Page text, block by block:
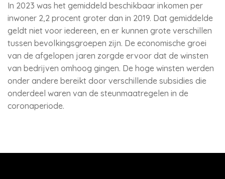
In 2023 was het gemiddeld beschikbaar inkomen per
inwoner 2,2 procent groter dan in 2019. Dat gemiddelde
geldt niet voor iedereen, en er kunnen grote verschillen
tussen bevolkingsgroepen zijn. De economische groei
van de afgelopen jaren zorgde ervoor dat de winsten
van bedrijven omhoog gingen. De hoge winsten werden
onder andere bereikt door verschillende subsidies die
onderdeel waren van de steunmaatregelen in de
coronaperiode.